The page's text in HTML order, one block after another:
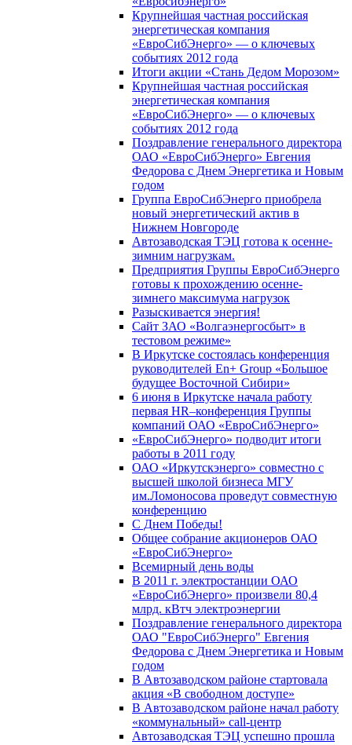
Крупнейшая частная российская
энергетическая компания
«ЕвроСибЭнерго» — о ключевых
событиях 2012 года
Итоги акции «Стань Дедом Морозом»
Крупнейшая частная российская
энергетическая компания
«ЕвроСибЭнерго» — о ключевых
событиях 2012 года
Поздравление генерального директора
ОАО «ЕвроСибЭнерго» Евгения
Федорова с Днем Энергетика и Новым
годом
Группа ЕвроСибЭнерго приобрела
новый энергетический актив в
Нижнем Новгороде
Автозаводская ТЭЦ готова к осенне-
зимним нагрузкам.
Предприятия Группы ЕвроСибЭнерго
готовы к прохождению осенне-
зимнего максимума нагрузок
Разыскивается энергия!
Сайт ЗАО «Волгаэнергосбыт» в
тестовом режиме»
В Иркутске состоялась конференция
руководителей En+ Group «Большое
будущее Восточной Сибири»
6 июня в Иркутске начала работу
первая HR–конференция Группы
компаний ОАО «ЕвроСибЭнерго»
«ЕвроСибЭнерго» подводит итоги
работы в 2011 году
ОАО «Иркутскэнерго» совместно с
высшей школой бизнеса МГУ
им.Ломоносова проведут совместную
конференцию
С Днем Победы!
Общее собрание акционеров ОАО
«ЕвроСибЭнерго»
Всемирный день воды
В 2011 г. электростанции ОАО
«ЕвроСибЭнерго» произвели 80,4
млрд. кВтч электроэнергии
Поздравление генерального директора
ОАО "ЕвроСибЭнерго" Евгения
Федорова с Днем Энергетика и Новым
годом
В Автозаводском районе стартовала
акция «В свободном доступе»
В Автозаводском районе начал работу
«коммунальный» call-центр
Автозаводская ТЭЦ успешно прошла